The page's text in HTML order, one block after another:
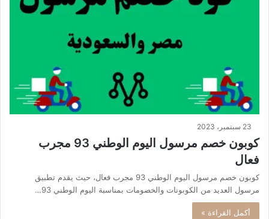
23 سبتمبر، 2023
كوبون خصم مرسول اليوم الوطني 93 مجرب
فعال
كوبون خصم مرسول اليوم الوطني 93 مجرب فعال، حيث يقدم تطبيق
مرسول العديد من الكوبونات والخصومات بمناسبة اليوم الوطني 93…
أكمل القراءة »